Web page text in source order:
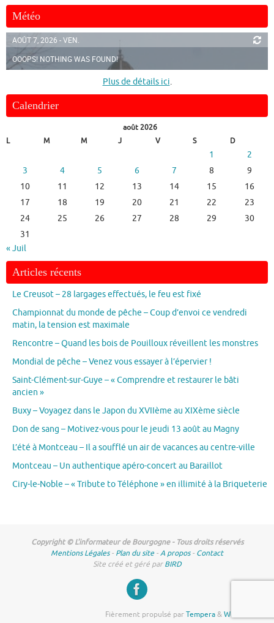
Météo
AOÛT 7, 2026 - VEN.
OOOPS! NOTHING WAS FOUND!
Plus de détails ici.
Calendrier
août 2026
L
M M J V S D
1
2
3
4 5 6 7 8
9
10
11 12 13 14 15
16
17
18 19 20 21 22
23
24
25 26 27 28 29
30
31
« Juil
Articles récents
Le Creusot – 28 largages effectués, le feu est fixé
Championnat du monde de pêche – Coup d’envoi ce vendredi
matin, la tension est maximale
Rencontre – Quand les bois de Pouilloux réveillent les monstres
Mondial de pêche – Venez vous essayer à l’épervier !
Saint-Clément-sur-Guye – « Comprendre et restaurer le bâti
ancien »
Buxy – Voyagez dans le Japon du XVIIème au XIXème siècle
Don de sang – Motivez-vous pour le jeudi 13 août au Magny
L’été à Montceau – Il a soufflé un air de vacances au centre-ville
Montceau – Un authentique apéro-concert au Baraillot
Ciry-le-Noble – « Tribute to Téléphone » en illimité à la Briqueterie
Copyright © L'informateur de Bourgogne - Tous droits réservés
Mentions Légales- Plan du site -A propos- Contact
Site créé et géré parBIRD
Fièrement propulsé parTempera&WordPress.